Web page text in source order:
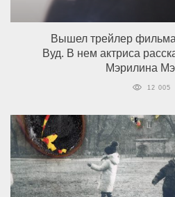
Вышел трейлер
Вуд. В нем актриса
Мэрилина
12 005